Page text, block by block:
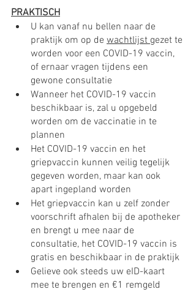
PRAKTISCH
U kan vanaf nu bellen naar de
praktijk om op de wachtlijst gezet te
worden voor een COVID-19 vaccin,
of ernaar vragen tijdens een
gewone consultatie
Wanneer het COVID-19 vaccin
beschikbaar is, zal u opgebeld
worden om de vaccinatie in te
plannen
Het COVID-19 vaccin en het
griepvaccin kunnen veilig tegelijk
gegeven worden, maar kan ook
apart ingepland worden
Het griepvaccin kan u zelf zonder
voorschrift afhalen bij de apotheker
en brengt u mee naar de
consultatie, het COVID-19 vaccin is
gratis en beschikbaar in de praktijk
Gelieve ook steeds uw eID-kaart
mee te brengen en €1 remgeld